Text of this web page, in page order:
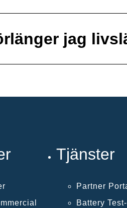
jag
Tjänster
Partner
Battery